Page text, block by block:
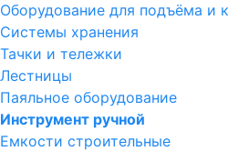
Оборудование для подъёма и
Системы хранения
Тачки и тележки
Лестницы
Паяльное оборудование
Инструмент ручной
Емкости строительные